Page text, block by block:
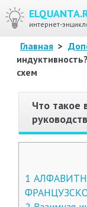
интернет-
Главная >
схем
Что такое
1